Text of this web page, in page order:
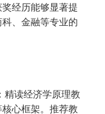
经历能够显著提
、金融等专业的
​：精读经济学原理教
心框架。推荐教